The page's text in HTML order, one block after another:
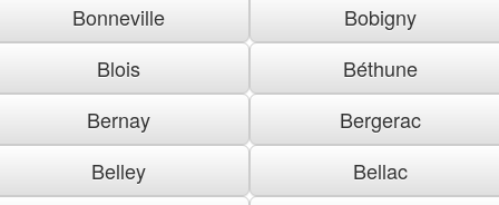
Bonneville
Bobigny
Blois
Béthune
Bernay
Bergerac
Belley
Bellac